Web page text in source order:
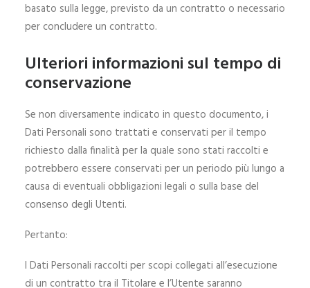
basato sulla legge, previsto da un contratto o necessario
per concludere un contratto.
Ulteriori informazioni sul tempo di
conservazione
Se non diversamente indicato in questo documento, i
Dati Personali sono trattati e conservati per il tempo
richiesto dalla finalità per la quale sono stati raccolti e
potrebbero essere conservati per un periodo più lungo a
causa di eventuali obbligazioni legali o sulla base del
consenso degli Utenti.
Pertanto:
I Dati Personali raccolti per scopi collegati all’esecuzione
di un contratto tra il Titolare e l’Utente saranno